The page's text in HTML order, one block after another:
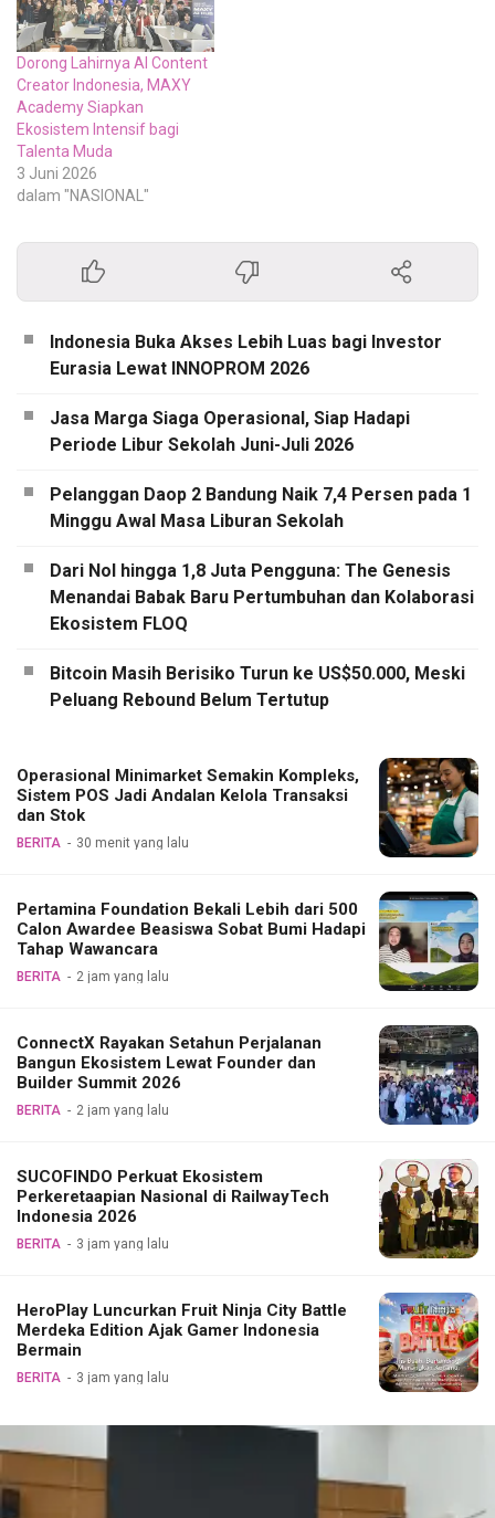
Dorong Lahirnya AI Content
Creator Indonesia, MAXY
Academy Siapkan
Ekosistem Intensif bagi
Talenta Muda
3 Juni 2026
dalam "NASIONAL"
Indonesia Buka Akses Lebih Luas bagi Investor
Eurasia Lewat INNOPROM 2026
Jasa Marga Siaga Operasional, Siap Hadapi
Periode Libur Sekolah Juni-Juli 2026
Pelanggan Daop 2 Bandung Naik 7,4 Persen pada 1
Minggu Awal Masa Liburan Sekolah
Dari Nol hingga 1,8 Juta Pengguna: The Genesis
Menandai Babak Baru Pertumbuhan dan Kolaborasi
Ekosistem FLOQ
Bitcoin Masih Berisiko Turun ke US$50.000, Meski
Peluang Rebound Belum Tertutup
Operasional Minimarket Semakin Kompleks,
Sistem POS Jadi Andalan Kelola Transaksi
dan Stok
BERITA 30 menit yang lalu
Pertamina Foundation Bekali Lebih dari 500
Calon Awardee Beasiswa Sobat Bumi Hadapi
Tahap Wawancara
BERITA 2 jam yang lalu
ConnectX Rayakan Setahun Perjalanan
Bangun Ekosistem Lewat Founder dan
Builder Summit 2026
BERITA 2 jam yang lalu
SUCOFINDO Perkuat Ekosistem
Perkeretaapian Nasional di RailwayTech
Indonesia 2026
BERITA 3 jam yang lalu
HeroPlay Luncurkan Fruit Ninja City Battle
Merdeka Edition Ajak Gamer Indonesia
Bermain
BERITA 3 jam yang lalu